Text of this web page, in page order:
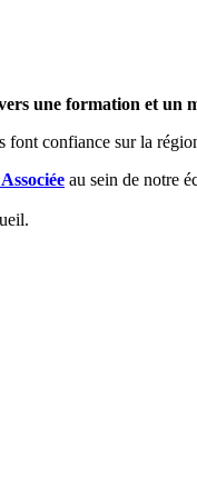
une formation et
font confiance sur la
au sein de notre